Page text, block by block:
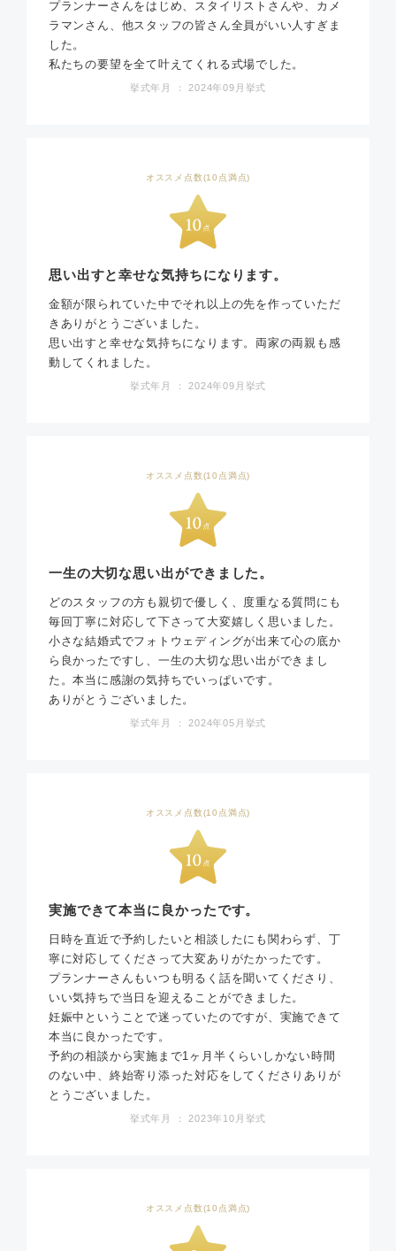
プランナーさんをはじめ、スタイリストさんや、カメ
ラマンさん、他スタッフの皆さん全員がいい人すぎま
した。
私たちの要望を全て叶えてくれる式場でした。
挙式年月 ： 2024年09月挙式
オススメ点数(10点満点)
思い出すと幸せな気持ちになります。
金額が限られていた中でそれ以上の先を作っていただ
きありがとうございました。
思い出すと幸せな気持ちになります。両家の両親も感
動してくれました。
挙式年月 ： 2024年09月挙式
オススメ点数(10点満点)
一生の大切な思い出ができました。
どのスタッフの方も親切で優しく、度重なる質問にも
毎回丁寧に対応して下さって大変嬉しく思いました。
小さな結婚式でフォトウェディングが出来て心の底か
ら良かったですし、一生の大切な思い出ができまし
た。本当に感謝の気持ちでいっぱいです。
ありがとうございました。
挙式年月 ： 2024年05月挙式
オススメ点数(10点満点)
実施できて本当に良かったです。
日時を直近で予約したいと相談したにも関わらず、丁
寧に対応してくださって大変ありがたかったです。
プランナーさんもいつも明るく話を聞いてくださり、
いい気持ちで当日を迎えることができました。
妊娠中ということで迷っていたのですが、実施できて
本当に良かったです。
予約の相談から実施まで1ヶ月半くらいしかない時間
のない中、終始寄り添った対応をしてくださりありが
とうございました。
挙式年月 ： 2023年10月挙式
オススメ点数(10点満点)